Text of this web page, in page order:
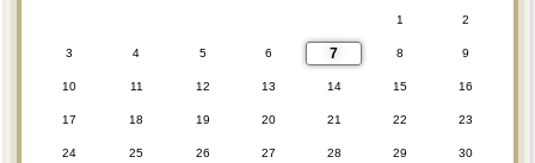
1 2
3 4 5 6 7 8 9
10 11 12 13 14 15 16
17 18 19 20 21 22 23
24 25 26 27 28 29 30